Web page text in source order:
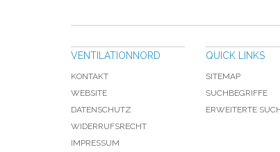
VENTILATIONNORD
KONTAKT
WEBSITE
DATENSCHUTZ
WIDERRUFSRECHT
IMPRESSUM
QUICK LINKS
SITEMAP
SUCHBEGRIFFE
ERWEITERTE